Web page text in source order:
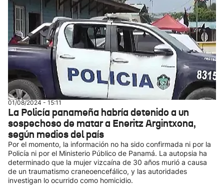
01/08/2024 - 15:11
La Policía panameña habría detenido a un
sospechoso de matar a Eneritz Argintxona,
según medios del país
Por el momento, la información no ha sido confirmada ni por la
Policía ni por el Ministerio Público de Panamá. La autopsia ha
determinado que la mujer vizcaína de 30 años murió a causa
de un traumatismo craneoencefálico, y las autoridades
investigan lo ocurrido como homicidio.